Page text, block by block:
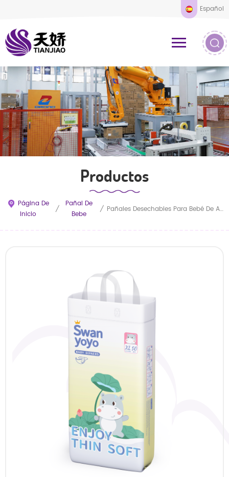
Español
Productos
Página De
Inicio
/
Pañal De
Bebe
/ Pañales Desechables Para Bebé De Alta Absorción Y Súper Suaves De La Marca Tianjiao, Entrega Rápida.